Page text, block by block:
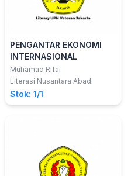
PENGANTAR EKONOMI
INTERNASIONAL
Muhamad Rifai
Literasi Nusantara Abadi
Stok: 1/1